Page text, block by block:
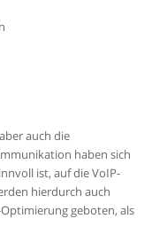
auch die
haben sich
ist, auf die VoIP-
hierdurch auch
geboten, als